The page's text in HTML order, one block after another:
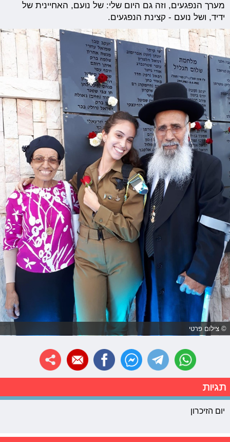
מערך הנפגעים, וזה גם היום שלי: של נועם, האחיינית של
ידיד, ושל נועם - קצינת הנפגעים.
© צילום פרטי
תגיות
יום הזיכרון